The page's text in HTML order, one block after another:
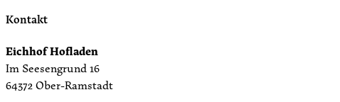
Kontakt
Eichhof Hofladen
Im Seesengrund 16
64372 Ober-Ramstadt